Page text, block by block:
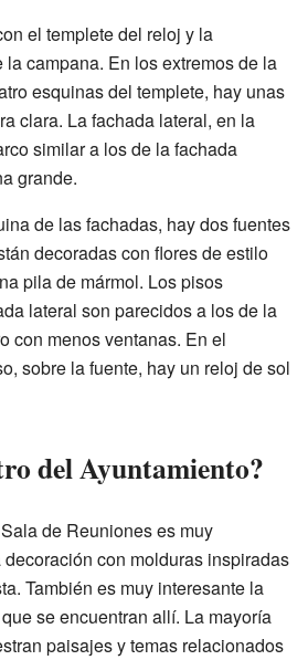
el templete del reloj y la
campana. En los extremos de la
esquinas del templete, hay unas
clara. La fachada lateral, en la
similar a los de la fachada
grande.
de las fachadas, hay dos fuentes
decoradas con flores de estilo
pila de mármol. Los pisos
lateral son parecidos a los de la
con menos ventanas. En el
sobre la fuente, hay un reloj de sol
del Ayuntamiento?
de Reuniones es muy
con molduras inspiradas
También es muy interesante la
se encuentran allí. La mayoría
paisajes y temas relacionados